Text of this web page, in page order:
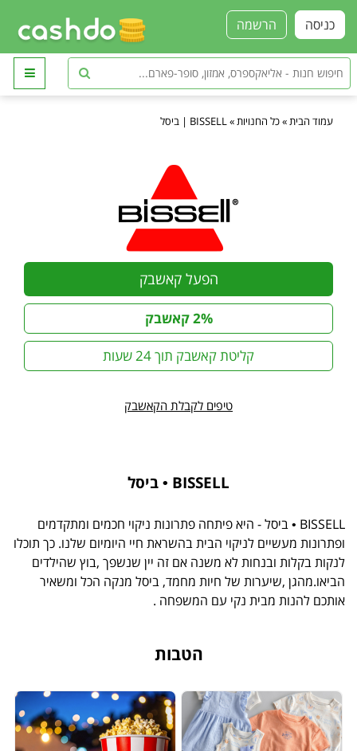
הרשמה כניסה
עמוד הבית »כל החנויות » BISSELL | ביסל
הפעל קאשבק
2% קאשבק
קליטת קאשבק תוך 24 שעות
טיפים לקבלת הקאשבק
BISSELL • ביסל
BISSELL • ביסל - היא פיתחה פתרונות ניקוי חכמים ומתקדמים
ופתרונות מעשיים לניקוי הבית בהשראת חיי היומיום שלנו. כך תוכלו
לנקות בקלות ובנחות לא משנה אם זה יין שנשפך ,בוץ שהילדים
הביאו.מהגן ,שיערות של חיות מחמד, ביסל מנקה הכל ומשאיר
אותכם להנות מבית נקי עם המשפחה .
הטבות